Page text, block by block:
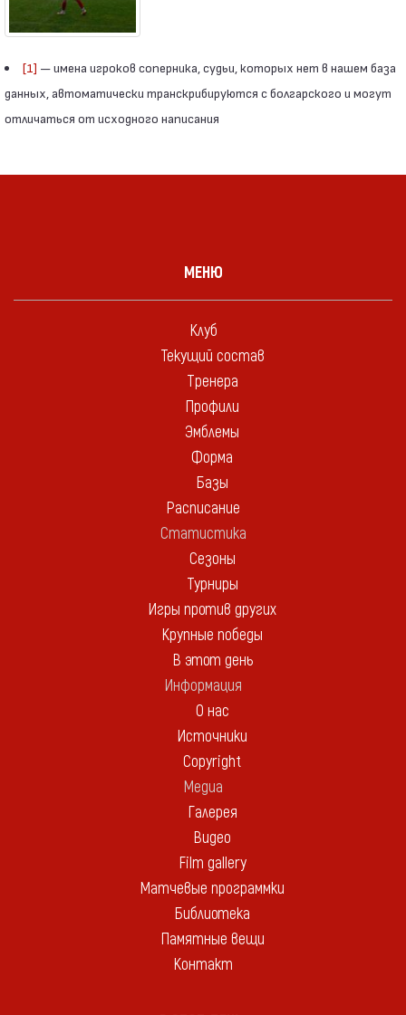
[1] — имена игроков соперника, судьи, которых нет в нашем база
данных, автоматически транскрибируются с болгарского и могут
отличаться от исходного написания
МЕНЮ
Клуб
Текущий состав
Тренера
Профили
Эмблемы
Форма
Базы
Расписание
Статистика
Сезоны
Турниры
Игры против других
Крупные победы
В этот день
Информация
О нас
Источники
Copyright
Медиа
Галерея
Видео
Film gallery
Матчевые программки
Библиотека
Памятные вещи
Контакт